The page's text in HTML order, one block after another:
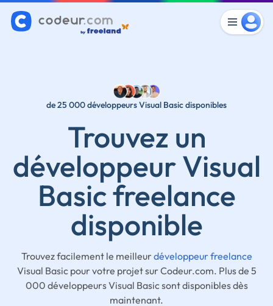
de 25 000 développeurs Visual Basic disponibles
Trouvez un
développeur Visual
Basic freelance
disponible
Trouvez facilement le meilleurdéveloppeur freelance
Visual Basic pour votre projet sur Codeur.com. Plus de 5
000 développeurs Visual Basic sont disponibles dès
maintenant.